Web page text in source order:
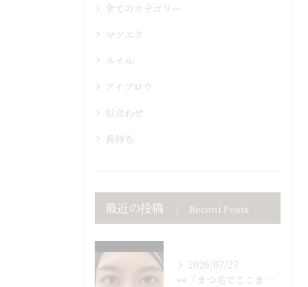
全てのカテゴリー
マツエク
ネイル
アイブロウ
似合わせ
長持ち
最近の投稿 Recent Posts
2026/07/27
👀「まつ毛でここまで変わる？」